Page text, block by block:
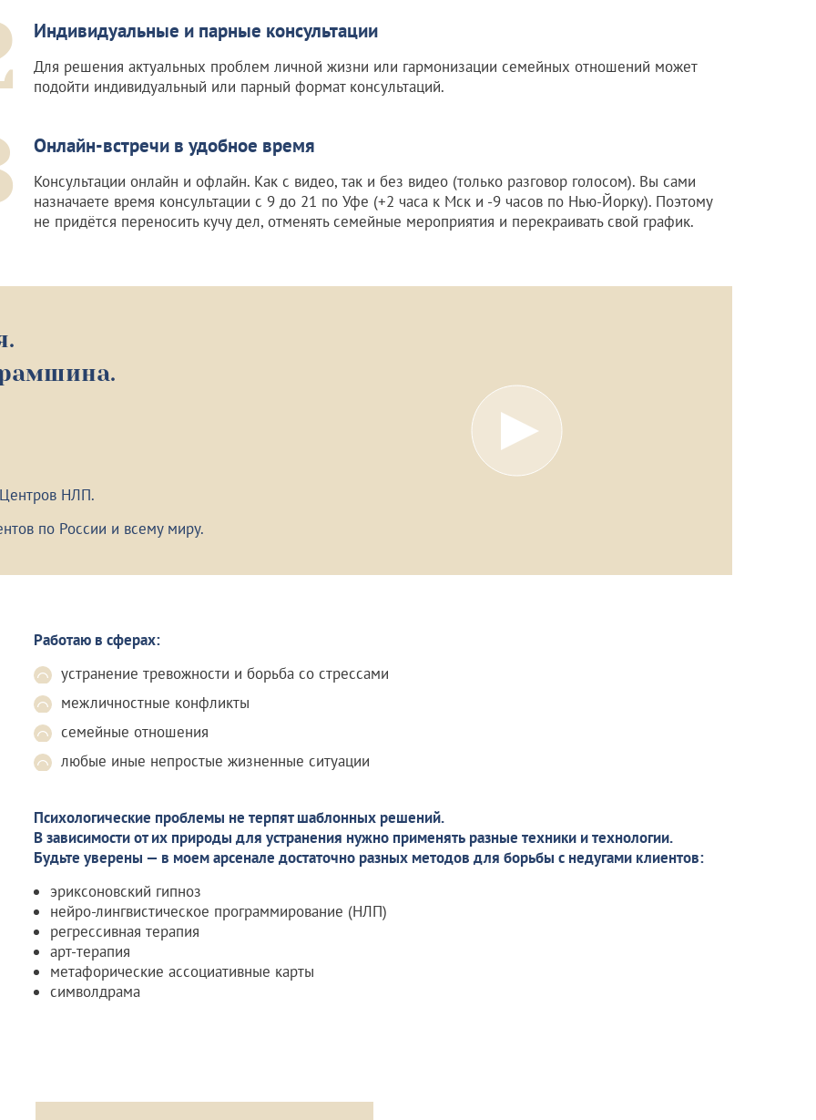
Индивидуальные и парные консультации
Для решения актуальных проблем личной жизни или гармонизации семейных отношений может
подойти индивидуальный или парный формат консультаций.
Онлайн-встречи в удобное время
Консультации онлайн и офлайн. Как с видео, так и без видео (только разговор голосом). Вы сами
назначаете время консультации с 9 до 21 по Уфе (+2 часа к Мск и -9 часов по Нью-Йорку). Поэтому
не придётся переносить кучу дел, отменять семейные мероприятия и перекраивать свой график.
НЛП.
по России и всему миру.
Работаю в сферах:
устранение тревожности и борьба со стрессами
межличностные конфликты
семейные отношения
любые иные непростые жизненные ситуации
Психологические проблемы не терпят шаблонных решений.
В зависимости от их природы для устранения нужно применять разные техники и технологии.
Будьте уверены — в моем арсенале достаточно разных методов для борьбы с недугами клиентов:
эриксоновский гипноз
нейро-лингвистическое программирование (НЛП)
регрессивная терапия
арт-терапия
метафорические ассоциативные карты
символдрама